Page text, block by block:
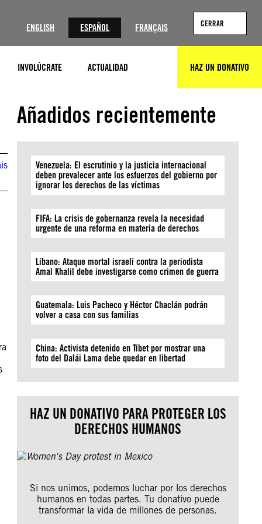
ENGLISH ESPAÑOL FRANÇAIS CERRAR
INVOLÚCRATE ACTUALIDAD HAZ UN DONATIVO
Añadidos recientemente
Venezuela: El escrutinio y la justicia internacional
deben prevalecer ante los esfuerzos del gobierno por
ignorar los derechos de las víctimas
FIFA: La crisis de gobernanza revela la necesidad
urgente de una reforma en materia de derechos
Líbano: Ataque mortal israelí contra la periodista
Amal Khalil debe investigarse como crimen de guerra
Guatemala: Luis Pacheco y Héctor Chaclán podrán
volver a casa con sus familias
China: Activista detenido en Tíbet por mostrar una
foto del Dalái Lama debe quedar en libertad
HAZ UN DONATIVO PARA PROTEGER LOS
DERECHOS HUMANOS
Si nos unimos, podemos luchar por los derechos
humanos en todas partes. Tu donativo puede
transformar la vida de millones de personas.